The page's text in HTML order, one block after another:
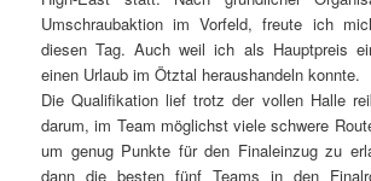
Umschraubaktion im Vorfeld, freute ich
diesen Tag. Auch weil ich als Hauptpreis
einen Urlaub im Ötztal heraushandeln konnte.
Die Qualifikation lief trotz der vollen Halle
darum, im Team möglichst viele schwere
um genug Punkte für den Finaleinzug zu
dann die besten fünf Teams in den